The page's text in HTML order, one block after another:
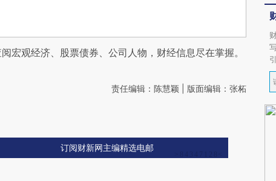
阅宏观经济、股票债券、公司人物，财经信息尽在掌握。
责任编辑：陈慧颖 | 版面编辑：张柘
订阅财新网主编精选电邮